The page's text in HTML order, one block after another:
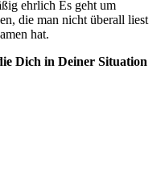
ehrlich Es geht um
die man nicht überall liest
hat.
Dich in Deiner Situation